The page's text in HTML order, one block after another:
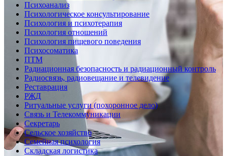
Психоанализ
Психологическое консультирование
Психология и психотерапия
Психология отношений
Психология пищевого поведения
Психосоматика
ПТМ
Радиационная безопасность и радиационный контроль
Радиосвязь, радиовещание и телевидение
Реставрация
РЖД
Ритуальные услуги (похоронное дело)
Связь и Телекоммуникации
Секретарь
Сельское хозяйство
Семейная психология
Складская логистика